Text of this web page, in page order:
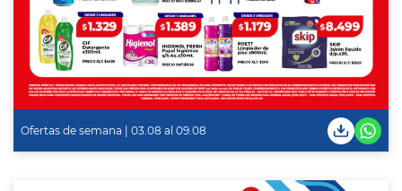
Ofertas de semana | 03.08 al 09.08